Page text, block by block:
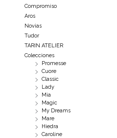
Compromiso
Aros
Novias
Tudor
TARIN ATELIER
Colecciones
Promesse
Cuore
Classic
Lady
Mia
Magic
My Dreams
Mare
Hiedra
Caroline